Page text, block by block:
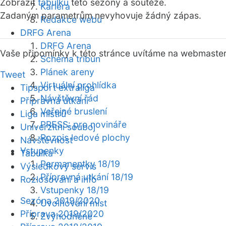
Kariéra
Redakce webu
DRFG Arena
DRFG Arena
Schéma tribun
Plánek areny
Virtuální prohlídka
Návštěvní řád
Veřejné bruslení
PRESS: pro novináře
Rozpis ledové plochy
Vstupenky
Permanentky 18/19
Přípravná utkání 18/19
Vstupenky 18/19
Uvolňování míst
Zvýhodněné
Zobrazit tabulku této sezóny a soutěže.
Zadaným parametrům nevyhovuje žádný zápas.
Vaše připomínky k této stránce uvítáme na webmaster
Tweet
Tipsport extraliga
Přípravná utkání
Liga mistrů
Univerzitní souboj
Návštěvnost
Tabulka
Výsledkový servis
Rozlosování a info
Sezóna 2019/2020
Příprava 2019/2020